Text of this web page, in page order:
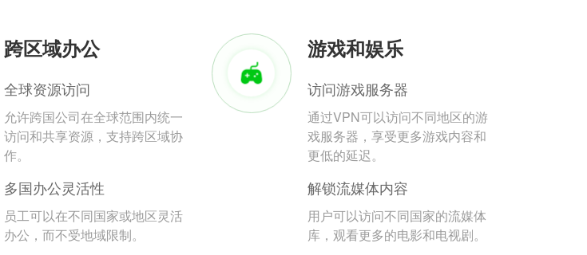
跨区域办公
全球资源访问
允许跨国公司在全球范围内统一
访问和共享资源，支持跨区域协
作。
多国办公灵活性
员工可以在不同国家或地区灵活
办公，而不受地域限制。
游戏和娱乐
访问游戏服务器
通过VPN可以访问不同地区的游
戏服务器，享受更多游戏内容和
更低的延迟。
解锁流媒体内容
用户可以访问不同国家的流媒体
库，观看更多的电影和电视剧。